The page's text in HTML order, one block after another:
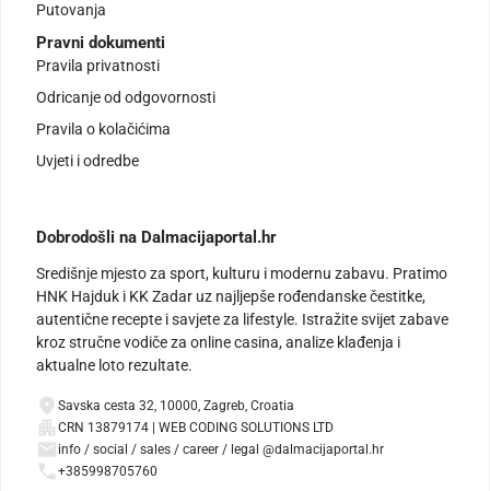
Putovanja
Pravni dokumenti
Pravila privatnosti
Odricanje od odgovornosti
Pravila o kolačićima
Uvjeti i odredbe
Dobrodošli na Dalmacijaportal.hr
Središnje mjesto za sport, kulturu i modernu zabavu. Pratimo
HNK Hajduk i KK Zadar uz najljepše rođendanske čestitke,
autentične recepte i savjete za lifestyle. Istražite svijet zabave
kroz stručne vodiče za online casina, analize klađenja i
aktualne loto rezultate.
Savska cesta 32, 10000, Zagreb, Croatia
CRN 13879174 | WEB CODING SOLUTIONS LTD
info / social / sales / career / legal @dalmacijaportal.hr
+385998705760